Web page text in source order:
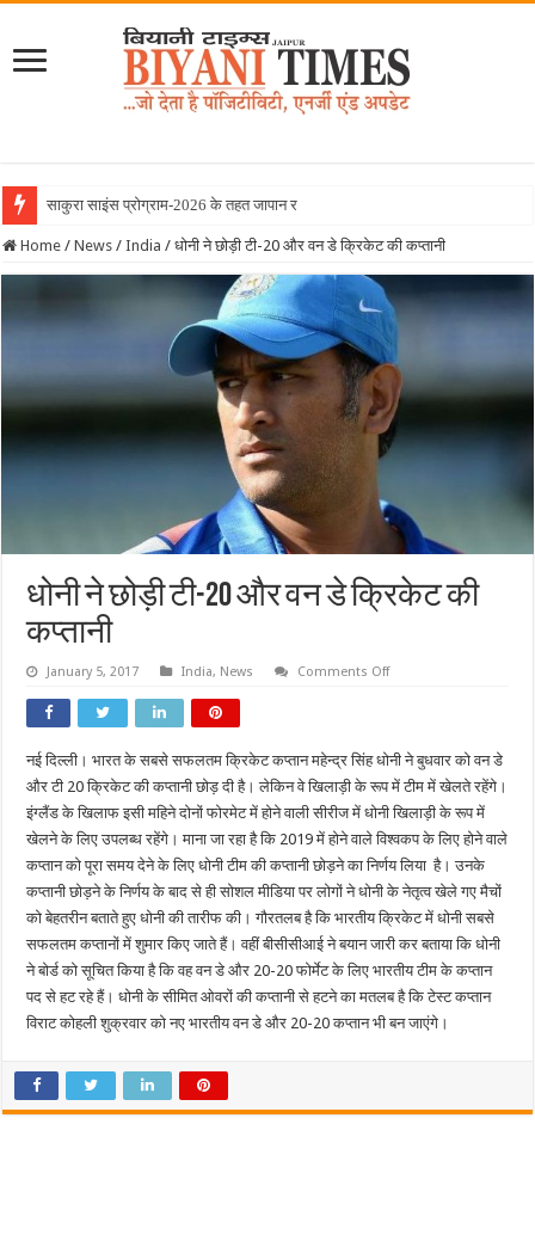
साकुरा साइंस प्रोग्राम-2026 के तहत जापान रवाना हुई बियानी
Home / News / India / धोनी ने छोड़ी टी-20 और वन डे क्रिकेट की कप्तानी
धोनी ने छोड़ी टी-20 और वन डे क्रिकेट की
कप्तानी
January 5, 2017 India, News Comments Offon
वन
डे
क्रिकेट
की
नई दिल्ली। भारत के सबसे सफलतम क्रिकेट कप्तान महेन्द्र सिंह धोनी ने बुधवार को वन डे
और टी 20 क्रिकेट की कप्तानी छोड़ दी है। लेकिन वे खिलाड़ी के रूप में टीम में खेलते रहेंगे।
इंग्लैंड के खिलाफ इसी महिने दोनों फोरमेट में होने वाली सीरीज में धोनी खिलाड़ी के रूप में
खेलने के लिए उपलब्ध रहेंगे। माना जा रहा है कि 2019 में होने वाले विश्वकप के लिए होने वाले
कप्तान को पूरा समय देने के लिए धोनी टीम की कप्तानी छोड़ने का निर्णय लिया है। उनके
कप्तानी छोड़ने के निर्णय के बाद से ही सोशल मीडिया पर लोगों ने धोनी के नेतृत्व खेले गए मैचों
को बेहतरीन बताते हुए धोनी की तारीफ की। गौरतलब है कि भारतीय क्रिकेट में धोनी सबसे
सफलतम कप्तानों में शुमार किए जाते हैं। वहीं बीसीसीआई ने बयान जारी कर बताया कि धोनी
ने बोर्ड को सूचित किया है कि वह वन डे और 20-20 फोर्मेट के लिए भारतीय टीम के कप्तान
पद से हट रहे हैं। धोनी के सीमित ओवरों की कप्तानी से हटने का मतलब है कि टेस्ट कप्तान
विराट कोहली शुक्रवार को नए भारतीय वन डे और 20-20 कप्तान भी बन जाएंगे।